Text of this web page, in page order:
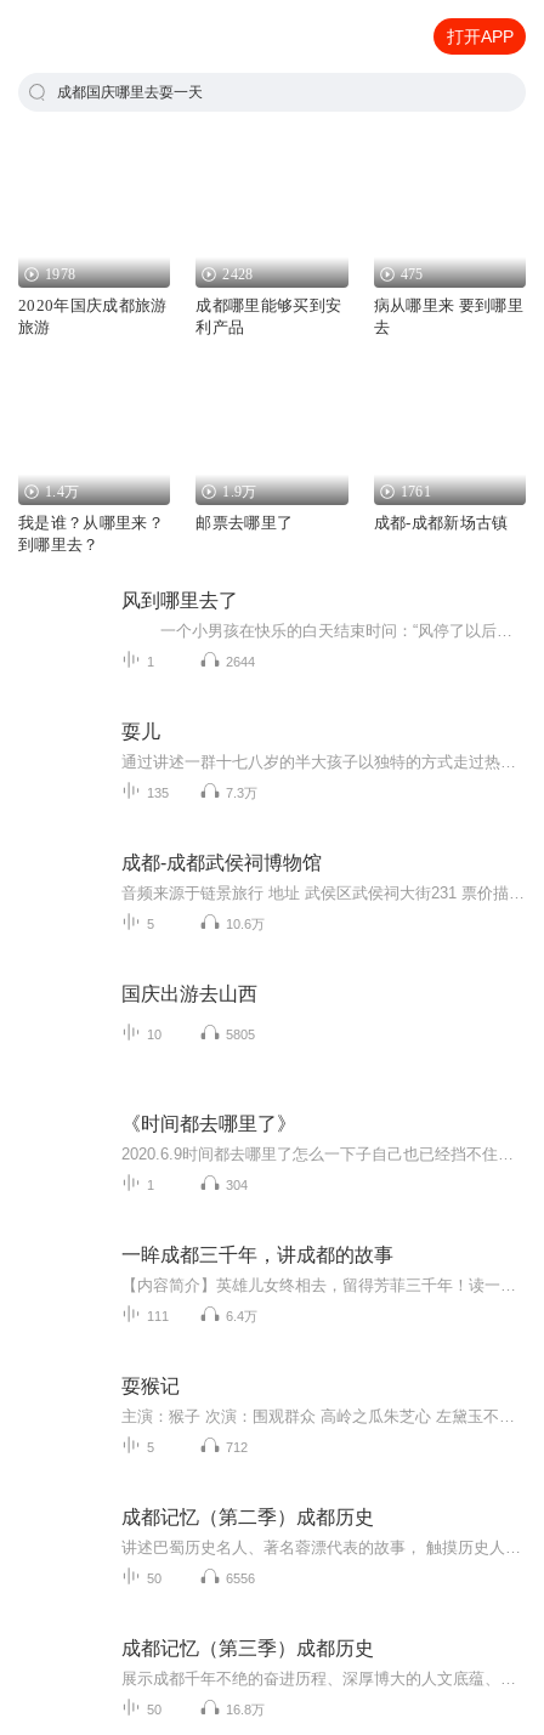
打开APP
成都国庆哪里去耍一天
1978
2020年国庆成都旅游
旅游
2428
成都哪里能够买到安
利产品
475
病从哪里来 要到哪里
去
1.4万
我是谁？从哪里来？
到哪里去？
1.9万
邮票去哪里了
1761
成都-成都新场古镇
风到哪里去了
1 2644
耍儿
135 7.3万
成都-成都武侯祠博物馆
5 10.6万
国庆出游去山西
10 5805
《时间都去哪里了》
1 304
一眸成都三千年，讲成都的故事
111 6.4万
耍猴记
5 712
成都记忆（第二季）成都历史
50 6556
成都记忆（第三季）成都历史
50 16.8万